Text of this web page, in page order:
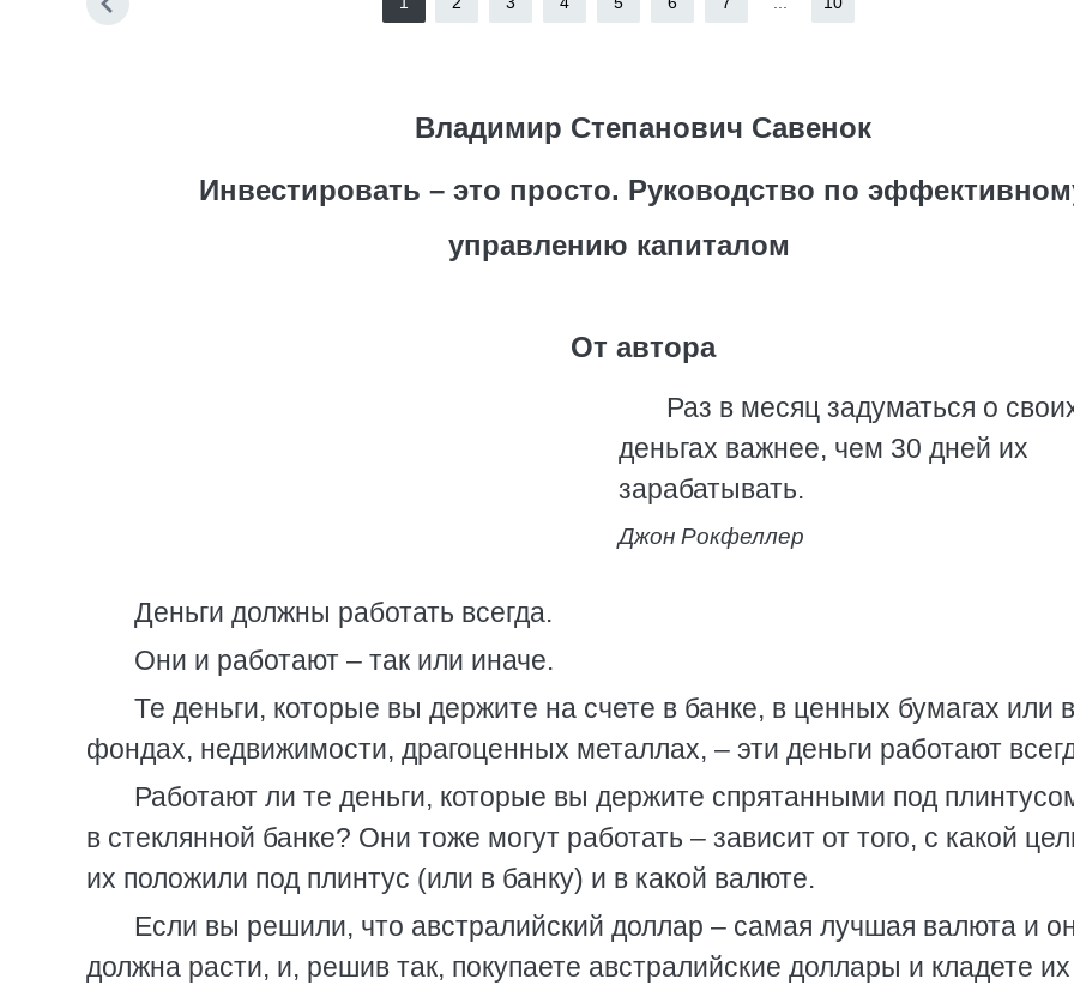
Владимир Степанович Савенок
Инвестировать – это просто. Руководство по
управлению капиталом
От автора
Раз в месяц задуматься о
деньгах важнее, чем 30 дней их
зарабатывать.
Джон Рокфеллер
Деньги должны работать всегда.
Они и работают – так или иначе.
Те деньги, которые вы держите на счете в банке, в ценных бумагах или в
фондах, недвижимости, драгоценных металлах, – эти деньги работают
Работают ли те деньги, которые вы держите спрятанными под
в стеклянной банке? Они тоже могут работать – зависит от того, с какой
их положили под плинтус (или в банку) и в какой валюте.
Если вы решили, что австралийский доллар – самая лучшая валюта и
должна расти, и, решив так, покупаете австралийские доллары и кладете